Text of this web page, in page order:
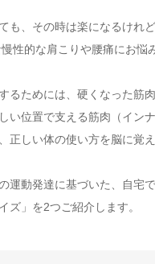
も、その時は楽になるけれ
性的な肩こりや腰痛にお悩
るためには、硬くなった筋
い位置で支える筋肉（イン
正しい体の使い方を脳に覚
運動発達に基づいた、自宅
ズ」を2つご紹介します。